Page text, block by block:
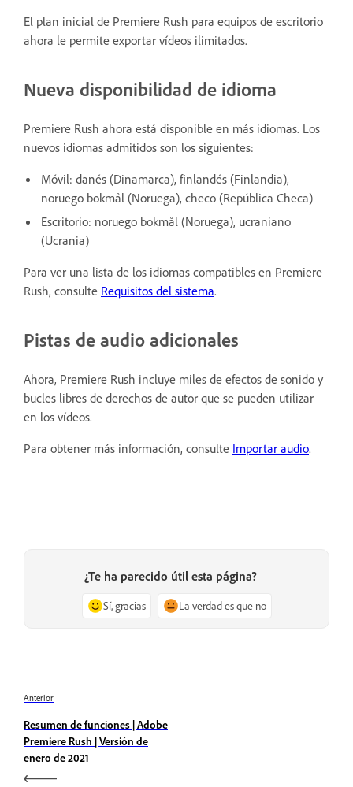
El plan inicial de Premiere Rush para equipos de escritorio
ahora le permite exportar vídeos ilimitados.
Nueva disponibilidad de idioma
Premiere Rush ahora está disponible en más idiomas. Los
nuevos idiomas admitidos son los siguientes:
Móvil: danés (Dinamarca), finlandés (Finlandia),
noruego bokmål (Noruega), checo (República Checa)
Escritorio: noruego bokmål (Noruega), ucraniano
(Ucrania)
Para ver una lista de los idiomas compatibles en Premiere
Rush, consulte Requisitos del sistema.
Pistas de audio adicionales
Ahora, Premiere Rush incluye miles de efectos de sonido y
bucles libres de derechos de autor que se pueden utilizar
en los vídeos.
Para obtener más información, consulte Importar audio.
¿Te ha parecido útil esta página?
Sí, gracias La verdad es que no
Anterior
Resumen de funciones | Adobe
Premiere Rush | Versión de
enero de 2021